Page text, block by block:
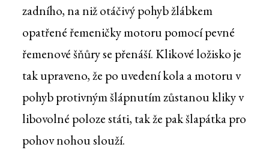
zadního, na niž otáčivý pohyb žlábkem
opatřené řemeničky motoru pomocí pevné
řemenové šňůry se přenáší. Klikové ložisko je
tak upraveno, že po uvedení kola a motoru v
pohyb protivným šlápnutím zůstanou kliky v
libovolné poloze státi, tak že pak šlapátka pro
pohov nohou slouží.